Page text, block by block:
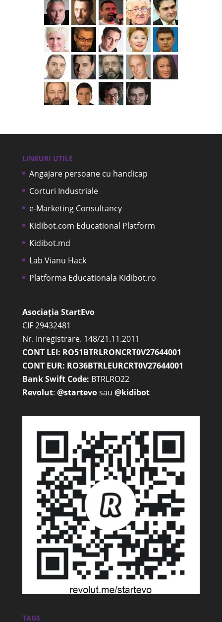
LINKURI UTILE
Angajare persoane cu handicap
Corturi Industriale
e-Marketing Consultancy
Kidibot.com Educational Platform
Kidibot.md
Lab Vianu Hack
Platforma Educationala Kidibot.ro
Asociația StartEvo
CIF 29432481
Nr. Inregistrare. 148/21.11.2011
CONT LEI: RO51BTRLRONCRT0V27644001
CONT EUR: RO36BTRLEURCRT0V27644001
Bank Swift Code: BTRLRO22
Revolut: @startevosau @kidibot
TAGS